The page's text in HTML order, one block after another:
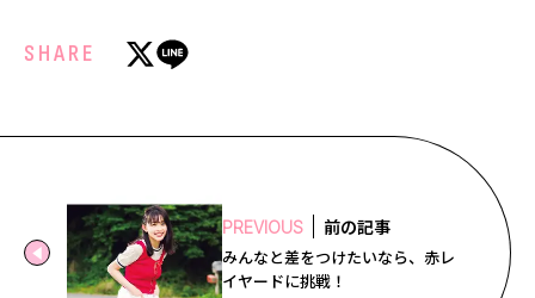
SHARE
PREVIOUS 前の記事
みんなと差をつけたいなら、赤レ
イヤードに挑戦！